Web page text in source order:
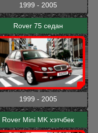
1999 - 2005
Rover 75 седан
1999 - 2005
Rover Mini MK хэтчбек